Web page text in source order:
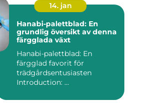
14. jan
Hanabi-palettblad: En
grundlig översikt av denna
färgglada växt
Hanabi-palettblad: En
färgglad favorit för
trädgårdsentusiasten
Introduction: ...